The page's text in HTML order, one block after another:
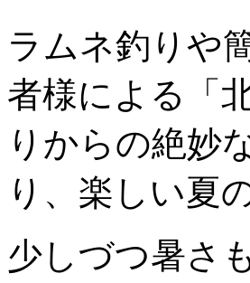
ラムネ釣りや
者様による「
りからの絶妙
り、楽しい夏
少しづつ暑さ